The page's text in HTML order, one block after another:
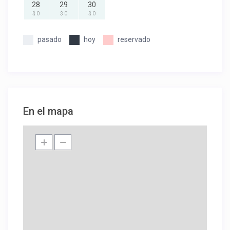
28
$ 0
29
$ 0
30
$ 0
pasado hoy reservado
En el mapa